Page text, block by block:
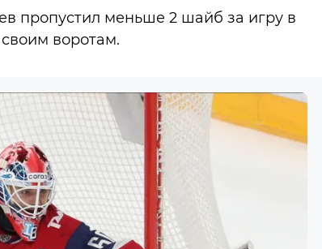
пропустил меньше 2 шайб за игру в
воротам.